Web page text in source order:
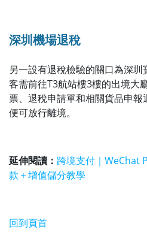
深圳機場退稅
另一設有退稅檢驗的關口為深
客需前往T3航站樓3樓的出境大
票、退稅申請單和相關貨品申報
便可放行離境。
延伸閱讀： 跨境支付｜WeChat
款＋增值儲分教學
回到頁首